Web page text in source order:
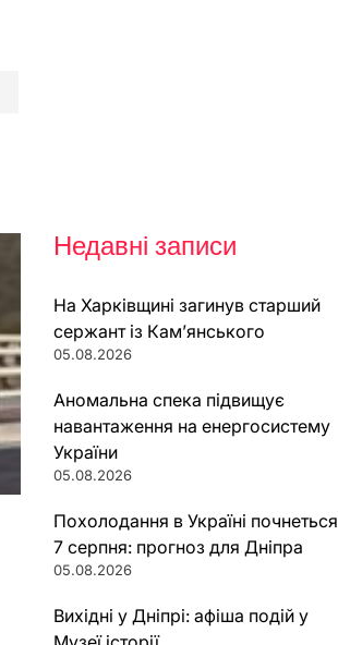
Недавні записи
На Харківщині загинув старший
сержант із Кам’янського
05.08.2026
Аномальна спека підвищує
навантаження на енергосистему
України
05.08.2026
Похолодання в Україні почнеться
7 серпня: прогноз для Дніпра
05.08.2026
Вихідні у Дніпрі: афіша подій у